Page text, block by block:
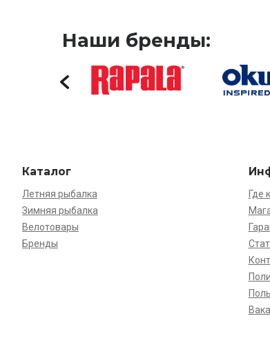
Наши бренды:
Каталог
Летняя рыбалка
Зимняя рыбалка
Велотовары
Бренды
Где